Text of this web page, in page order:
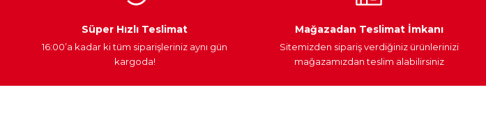
Süper Hızlı Teslimat
16:00’a kadar ki tüm siparişleriniz aynı gün
kargoda!
Mağazadan Teslimat İmkanı
Sitemizden sipariş verdiğiniz ürünlerinizi
mağazamızdan teslim alabilirsiniz